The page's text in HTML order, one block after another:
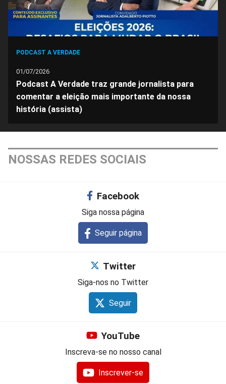
PODCAST A VERDADE
01/07/2026
Podcast A Verdade traz grande jornalista para
comentar a eleição mais importante da nossa
história (assista)
NOSSAS REDES SOCIAIS
Facebook
Siga nossa página
Seguir página
Twitter
Siga-nos no Twitter
Seguir
YouTube
Inscreva-se no nosso canal
Inscrever-se